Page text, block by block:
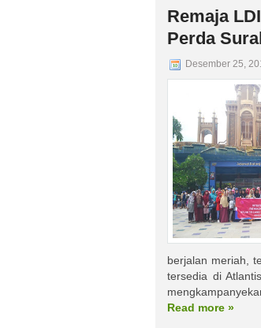
Remaja
Perda
Desember 25,
berjalan meriah,
tersedia di
Read more »